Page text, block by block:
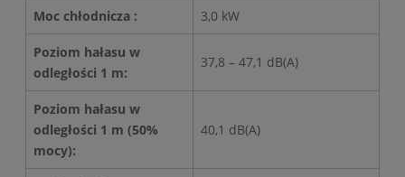
Moc chłodnicza : 3,0 kW
Poziom hałasu w
odległości 1 m:
37,8 – 47,1 dB(A)
Poziom hałasu w
odległości 1 m (50%
mocy):
40,1 dB(A)